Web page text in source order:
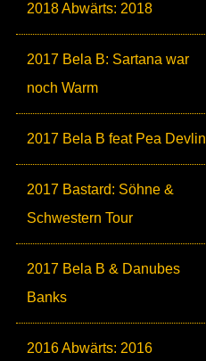
2018 Abwärts: 2018
2017 Bela B: Sartana war
noch Warm
2017 Bela B feat Pea Devlin
2017 Bastard: Söhne &
Schwestern Tour
2017 Bela B & Danubes
Banks
2016 Abwärts: 2016